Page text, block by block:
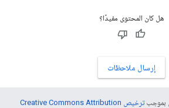
هل كان المحتوى مفيدًا؟
إرسال ملاحظات
بموجب
ترخيص Creative Commons Attribution